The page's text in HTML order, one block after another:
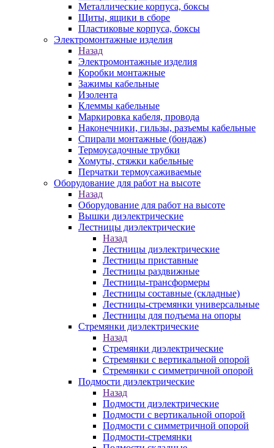
Металлические корпуса, боксы
Щиты, ящики в сборе
Пластиковые корпуса, боксы
Электромонтажные изделия
Назад
Электромонтажные изделия
Коробки монтажные
Зажимы кабельные
Изолента
Клеммы кабельные
Маркировка кабеля, провода
Наконечники, гильзы, разъемы кабельные
Спирали монтажные (бондаж)
Термоусадочные трубки
Хомуты, стяжки кабельные
Перчатки термоусаживаемые
Оборудование для работ на высоте
Назад
Оборудование для работ на высоте
Вышки диэлектрические
Лестницы диэлектрические
Назад
Лестницы диэлектрические
Лестницы приставные
Лестницы раздвижные
Лестницы-трансформеры
Лестницы составные (складные)
Лестницы-стремянки универсальные
Лестницы для подъема на опоры
Стремянки диэлектрические
Назад
Стремянки диэлектрические
Стремянки с вертикальной опорой
Стремянки с симметричной опорой
Подмости диэлектрические
Назад
Подмости диэлектрические
Подмости с вертикальной опорой
Подмости с симметричной опорой
Подмости-стремянки